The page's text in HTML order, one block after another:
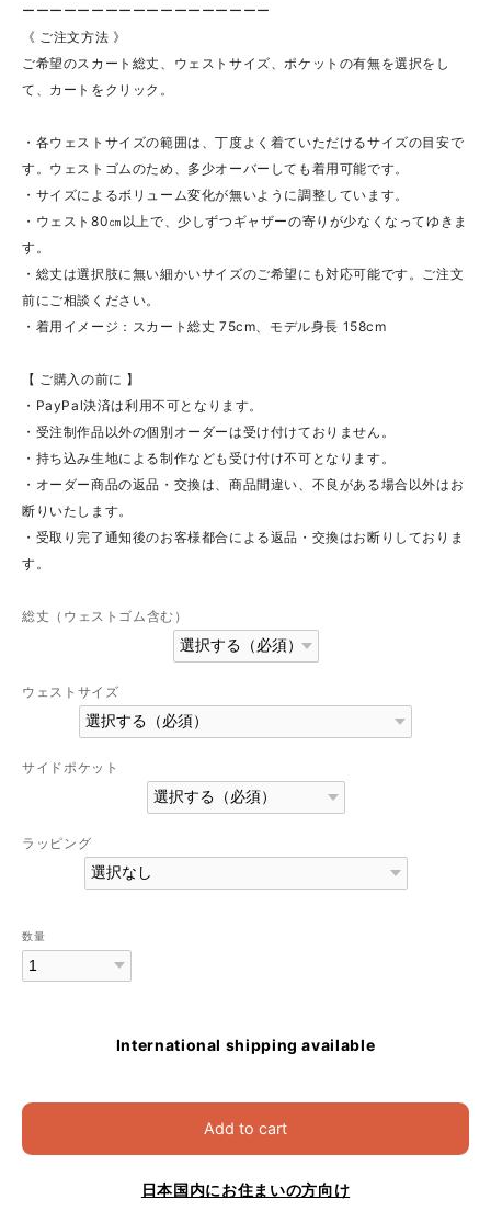
ーーーーーーーーーーーーーーーーーー
《 ご注文方法 》
ご希望のスカート総丈、ウェストサイズ、ポケットの有無を選択をし
て、カートをクリック。
・各ウェストサイズの範囲は、丁度よく着ていただけるサイズの目安で
す。ウェストゴムのため、多少オーバーしても着用可能です。
・サイズによるボリューム変化が無いように調整しています。
・ウェスト80㎝以上で、少しずつギャザーの寄りが少なくなってゆきま
す。
・総丈は選択肢に無い細かいサイズのご希望にも対応可能です。ご注文
前にご相談ください。
・着用イメージ：スカート総丈 75cm、モデル身長 158cm
【 ご購入の前に 】
・PayPal決済は利用不可となります。
・受注制作品以外の個別オーダーは受け付けておりません。
・持ち込み生地による制作なども受け付け不可となります。
・オーダー商品の返品・交換は、商品間違い、不良がある場合以外はお
断りいたします。
・受取り完了通知後のお客様都合による返品・交換はお断りしておりま
す。
総丈（ウェストゴム含む）
ウェストサイズ
サイドポケット
ラッピング
数量
International shipping available
Add to cart
日本国内にお住まいの方向け